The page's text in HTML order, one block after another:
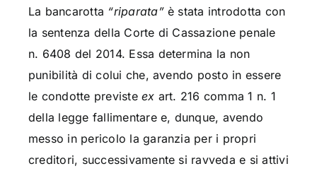
La bancarotta “riparata”è stata introdotta con
la sentenza della Corte di Cassazione penale
n. 6408 del 2014. Essa determina la non
punibilità di colui che, avendo posto in essere
le condotte previsteex art. 216 comma 1 n. 1
della legge fallimentare e, dunque, avendo
messo in pericolo la garanzia per i propri
creditori, successivamente si ravveda e si attivi